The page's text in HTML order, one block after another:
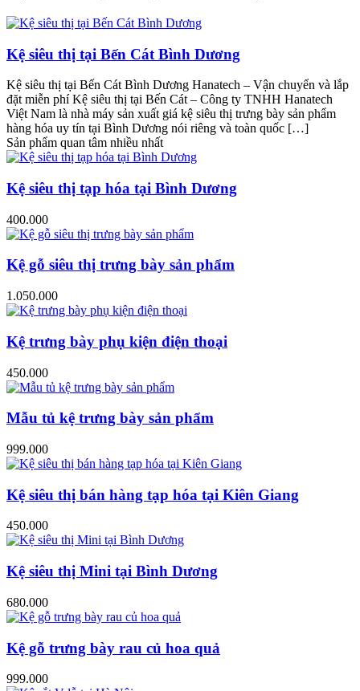
Kệ siêu thị tại Bến Cát Bình Dương
Kệ siêu thị tại Bến Cát Bình Dương Hanatech – Vận chuyển và lắp
đặt miễn phí Kệ siêu thị tại Bến Cát – Công ty TNHH Hanatech
Việt Nam là nhà máy sản xuất giá kệ siêu thị trưng bày sản phẩm
hàng hóa uy tín tại Bình Dương nói riêng và toàn quốc […]
Sản phẩm quan tâm nhiều nhất
Kệ siêu thị tạp hóa tại Bình Dương
400.000
Kệ gỗ siêu thị trưng bày sản phẩm
1.050.000
Kệ trưng bày phụ kiện điện thoại
450.000
Mẫu tủ kệ trưng bày sản phẩm
999.000
Kệ siêu thị bán hàng tạp hóa tại Kiên Giang
450.000
Kệ siêu thị Mini tại Bình Dương
680.000
Kệ gỗ trưng bày rau củ hoa quả
999.000